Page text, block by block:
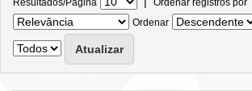
Resultados/Página
Ordenar registros por
Ordenar